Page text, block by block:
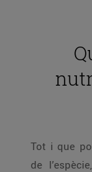
Tot i que
de